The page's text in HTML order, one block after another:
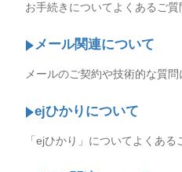
お手続きについてよくあるご質
メール関連について
メールのご契約や技術的な質問
ejひかりについて
「ejひかり」についてよくある